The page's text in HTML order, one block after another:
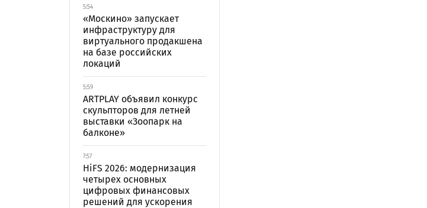
5:54
«Москино» запускает
инфраструктуру для
виртуального продакшена
на базе российских
локаций
5:59
ARTPLAY объявил конкурс
скульпторов для летней
выставки «Зоопарк на
балконе»
7:57
HiFS 2026: модернизация
четырех основных
цифровых финансовых
решений для ускорения